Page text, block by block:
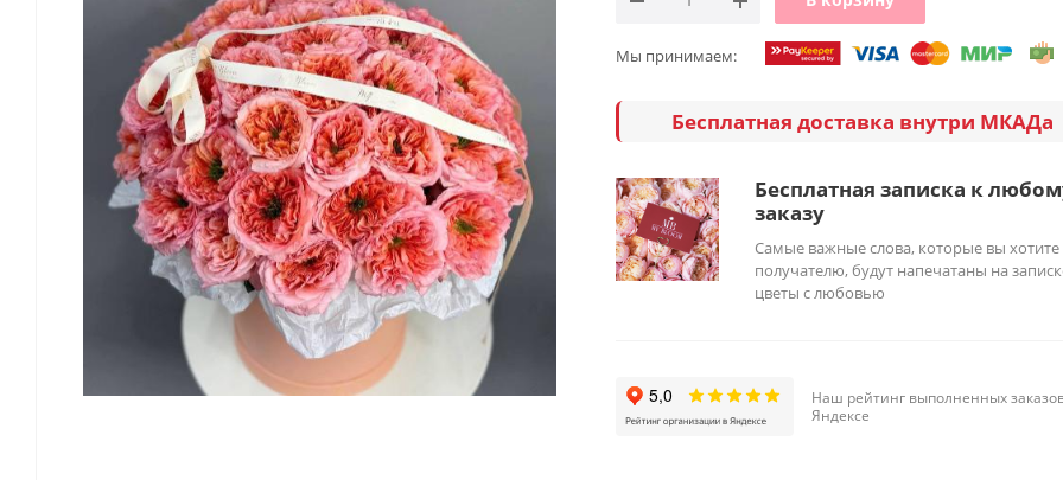
Мы принимаем:
Бесплатная доставка внутри МКАДа
Бесплатная записка к
заказу
Самые важные слова, которые вы хотите
получателю, будут напечатаны на
цветы с любовью
Наш рейтинг выполненных
Яндексе